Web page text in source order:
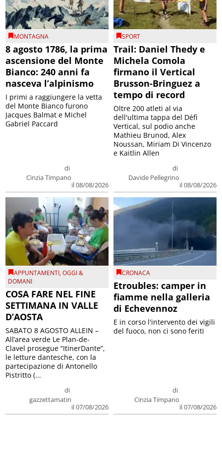
MONTAGNA
8 agosto 1786, la prima
ascensione del Monte
Bianco: 240 anni fa
nasceva l’alpinismo
di
Cinzia Timpano
il 08/08/2026
I primi a raggiungere la vetta
del Monte Bianco furono
Jacques Balmat e Michel
Gabriel Paccard
SPORT
Trail: Daniel Thedy e
Michela Comola
firmano il Vertical
Brusson-Bringuez a
tempo di record
di
Davide Pellegrino
il 08/08/2026
Oltre 200 atleti al via
dell'ultima tappa del Défì
Vertical, sul podio anche
Mathieu Brunod, Alex
Noussan, Miriam Di Vincenzo
e Kaitlin Allen
APPUNTAMENTI,OGGI &
DOMANI
COSA FARE NEL FINE
SETTIMANA IN VALLE
D’AOSTA
di
gazzettamatin
il 07/08/2026
SABATO 8 AGOSTO ALLEIN –
All’area verde Le Plan-de-
Clavel prosegue “ItinerDante”,
le letture dantesche, con la
partecipazione di Antonello
Pistritto (...
CRONACA
Etroubles: camper in
fiamme nella galleria
di Echevennoz
di
Cinzia Timpano
il 07/08/2026
E in corso l'intervento dei vigili
del fuoco, non ci sono feriti